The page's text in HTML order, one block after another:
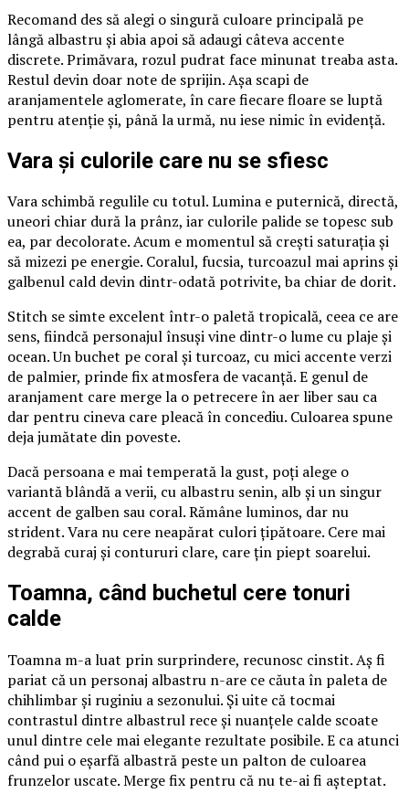
Recomand des să alegi o singură culoare principală pe
lângă albastru și abia apoi să adaugi câteva accente
discrete. Primăvara, rozul pudrat face minunat treaba asta.
Restul devin doar note de sprijin. Așa scapi de
aranjamentele aglomerate, în care fiecare floare se luptă
pentru atenție și, până la urmă, nu iese nimic în evidență.
Vara și culorile care nu se sfiesc
Vara schimbă regulile cu totul. Lumina e puternică, directă,
uneori chiar dură la prânz, iar culorile palide se topesc sub
ea, par decolorate. Acum e momentul să crești saturația și
să mizezi pe energie. Coralul, fucsia, turcoazul mai aprins și
galbenul cald devin dintr-odată potrivite, ba chiar de dorit.
Stitch se simte excelent într-o paletă tropicală, ceea ce are
sens, fiindcă personajul însuși vine dintr-o lume cu plaje și
ocean. Un buchet pe coral și turcoaz, cu mici accente verzi
de palmier, prinde fix atmosfera de vacanță. E genul de
aranjament care merge la o petrecere în aer liber sau ca
dar pentru cineva care pleacă în concediu. Culoarea spune
deja jumătate din poveste.
Dacă persoana e mai temperată la gust, poți alege o
variantă blândă a verii, cu albastru senin, alb și un singur
accent de galben sau coral. Rămâne luminos, dar nu
strident. Vara nu cere neapărat culori țipătoare. Cere mai
degrabă curaj și contururi clare, care țin piept soarelui.
Toamna, când buchetul cere tonuri
calde
Toamna m-a luat prin surprindere, recunosc cinstit. Aș fi
pariat că un personaj albastru n-are ce căuta în paleta de
chihlimbar și ruginiu a sezonului. Și uite că tocmai
contrastul dintre albastrul rece și nuanțele calde scoate
unul dintre cele mai elegante rezultate posibile. E ca atunci
când pui o eșarfă albastră peste un palton de culoarea
frunzelor uscate. Merge fix pentru că nu te-ai fi așteptat.